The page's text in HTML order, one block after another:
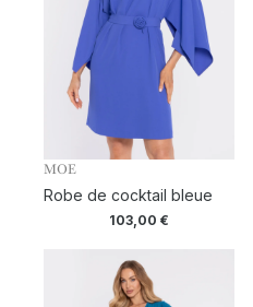
MOE
Robe de cocktail bleue
103,00€